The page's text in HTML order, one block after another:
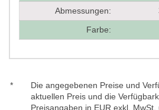
Abmessungen:
Farbe:
*
Die angegebenen Preise und
aktuellen Preis und die
Preisangaben in EUR exkl. MwSt.